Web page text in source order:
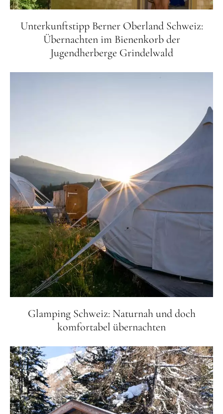
Unterkunftstipp Berner Oberland Schweiz:
Übernachten im Bienenkorb der
Jugendherberge Grindelwald
Glamping Schweiz: Naturnah und doch
komfortabel übernachten